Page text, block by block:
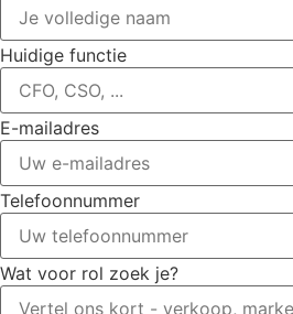
Huidige functie
E-mailadres
Telefoonnummer
Wat voor rol zoek je?